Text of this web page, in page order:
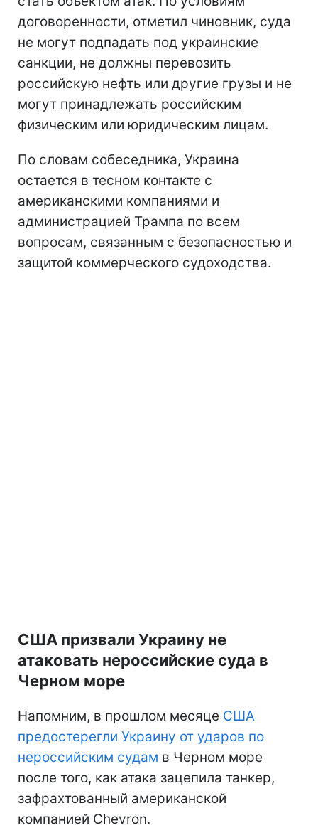
договоренности, отметил чиновник, суда
не могут подпадать под украинские
санкции, не должны перевозить
российскую нефть или другие грузы и не
могут принадлежать российским
физическим или юридическим лицам.
По словам собеседника, Украина
остается в тесном контакте с
американскими компаниями и
администрацией Трампа по всем
вопросам, связанным с безопасностью и
защитой коммерческого судоходства.
США призвали Украину не
атаковать нероссийские суда в
Черном море
Напомним, в прошлом месяце США
предостерегли Украину от ударов по
нероссийским судам в Черном море
после того, как атака зацепила танкер,
зафрахтованный американской
компанией Chevron.